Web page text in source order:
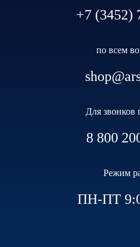
+7 (3452)
по всем
Для звонков
8 800
Режим
ПН-ПТ